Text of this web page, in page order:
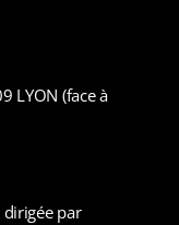
LYON (face à
par